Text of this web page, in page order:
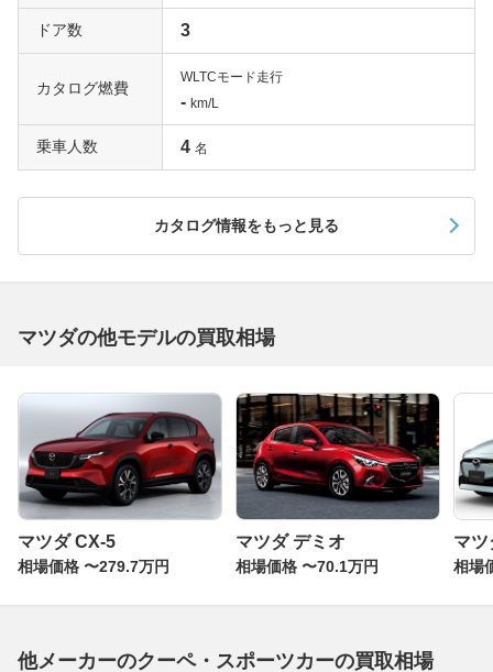
ドア数 3
カタログ燃費
WLTCモード走行
- km/L
乗車人数 4 名
カタログ情報をもっと見る
マツダの他モデルの買取相場
マツダ CX-5
相場価格 〜279.7万円
マツダ デミオ
相場価格 〜70.1万円
マ
相場
他メーカーのクーペ・スポーツカーの買取相場